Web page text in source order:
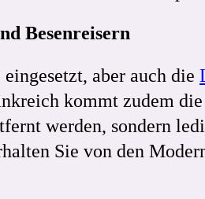
Besenreisern
aber auch die
kommt zudem
werden, sondern
Sie von den